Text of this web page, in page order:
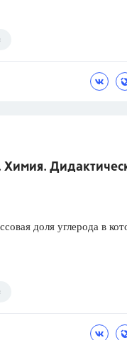
Химия.
доля углерода в